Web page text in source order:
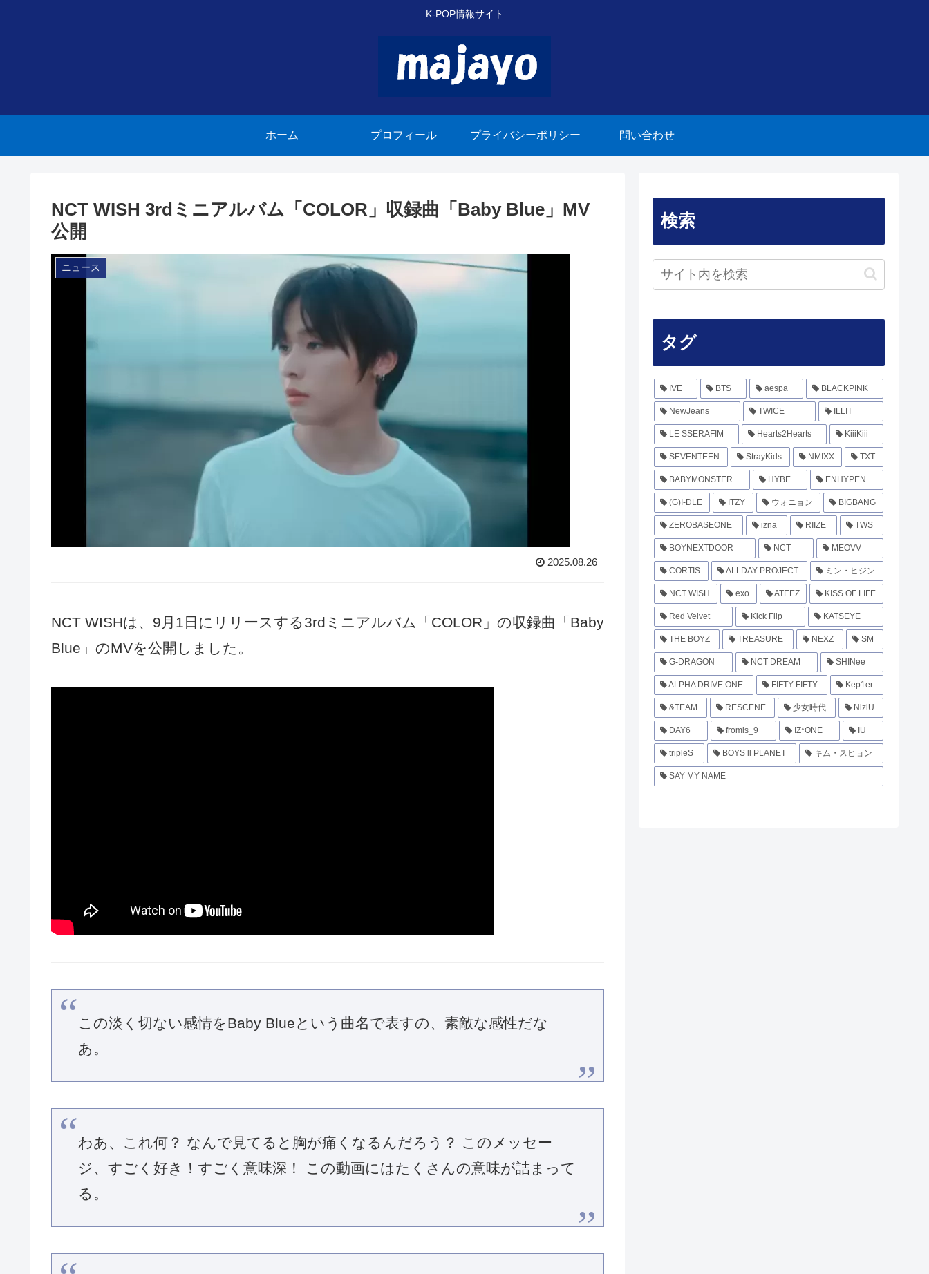
K-POP情報サイト
ホーム プロフィール プライバシーポリシー 問い合わせ
NCT WISH 3rdミニアルバム「COLOR」収録曲「Baby Blue」MV
公開
ニュース
2025.08.26
NCT WISHは、9月1日にリリースする3rdミニアルバム「COLOR」の収録曲「Baby
Blue」のMVを公開しました。
この淡く切ない感情をBaby Blueという曲名で表すの、素敵な感性だな
あ。
わあ、これ何？ なんで見てると胸が痛くなるんだろう？ このメッセー
ジ、すごく好き！すごく意味深！ この動画にはたくさんの意味が詰まって
る。
検索
タグ
IVE BTS aespa BLACKPINK
NewJeans TWICE ILLIT
LE SSERAFIM Hearts2Hearts KiiiKiii
SEVENTEEN StrayKids NMIXX TXT
BABYMONSTER HYBE ENHYPEN
(G)I-DLE ITZY ウォニョン BIGBANG
ZEROBASEONE izna RIIZE TWS
BOYNEXTDOOR NCT MEOVV
CORTIS ALLDAY PROJECT ミン・ヒジン
NCT WISH exo ATEEZ KISS OF LIFE
Red Velvet Kick Flip KATSEYE
THE BOYZ TREASURE NEXZ SM
G-DRAGON NCT DREAM SHINee
ALPHA DRIVE ONE FIFTY FIFTY Kep1er
&TEAM RESCENE 少女時代 NiziU
DAY6 fromis_9 IZ*ONE IU
tripleS BOYS ll PLANET キム・スヒョン
SAY MY NAME